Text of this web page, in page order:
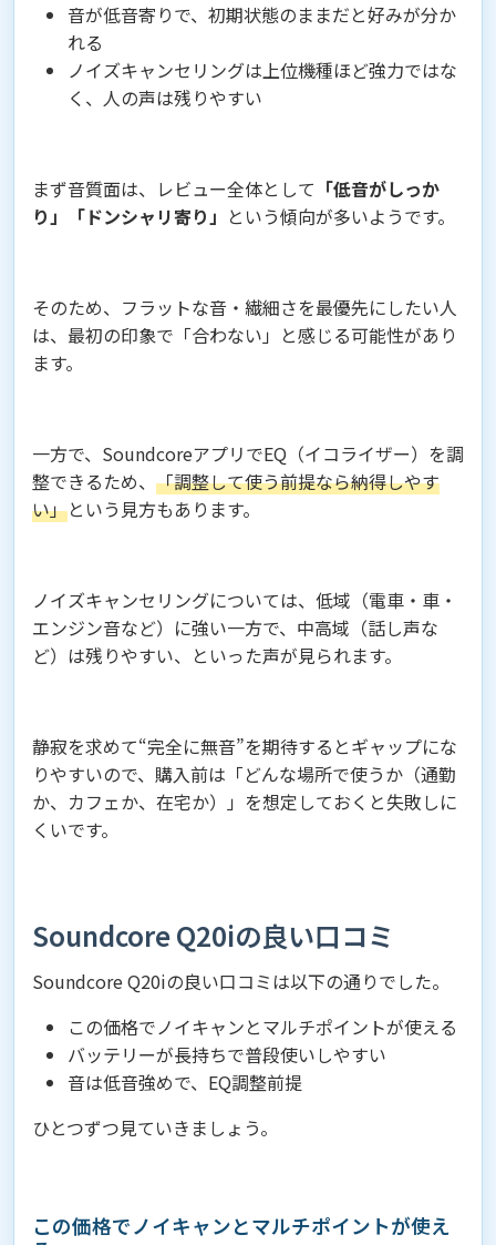
音が低音寄りで、初期状態のままだと好みが分か
れる
ノイズキャンセリングは上位機種ほど強力ではな
く、人の声は残りやすい
まず音質面は、レビュー全体として 「低音がしっか
り」「ドンシャリ寄り」 という傾向が多いようです。
そのため、フラットな音・繊細さを最優先にしたい人
は、最初の印象で「合わない」と感じる可能性があり
ます。
一方で、SoundcoreアプリでEQ（イコライザー）を調
整できるため、 「調整して使う前提なら納得しやす
い」という見方もあります。
ノイズキャンセリングについては、低域（電車・車・
エンジン音など）に強い一方で、中高域（話し声な
ど）は残りやすい、といった声が見られます。
静寂を求めて“完全に無音”を期待するとギャップにな
りやすいので、購入前は「どんな場所で使うか（通勤
か、カフェか、在宅か）」を想定しておくと失敗しに
くいです。
Soundcore Q20iの良い口コミ
Soundcore Q20iの良い口コミは以下の通りでした。
この価格でノイキャンとマルチポイントが使える
バッテリーが長持ちで普段使いしやすい
音は低音強めで、EQ調整前提
ひとつずつ見ていきましょう。
この価格でノイキャンとマルチポイントが使え